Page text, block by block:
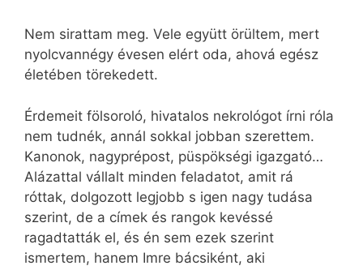
Nem sirattam meg. Vele együtt örültem, mert
nyolcvannégy évesen elért oda, ahová egész
életében törekedett.
Érdemeit fölsoroló, hivatalos nekrológot írni róla
nem tudnék, annál sokkal jobban szerettem.
Kanonok, nagyprépost, püspökségi igazgató…
Alázattal vállalt minden feladatot, amit rá
róttak, dolgozott legjobb s igen nagy tudása
szerint, de a címek és rangok kevéssé
ragadtatták el, és én sem ezek szerint
ismertem, hanem Imre bácsiként, aki